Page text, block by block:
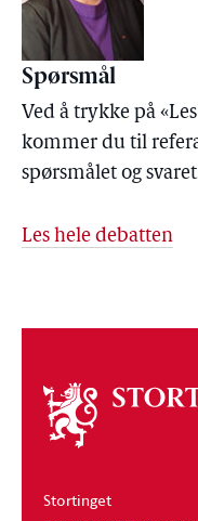
Spørsmål
Ved å trykke på
kommer du til
spørsmålet og
Les hele debatten
Om
stortinget
Stortinget